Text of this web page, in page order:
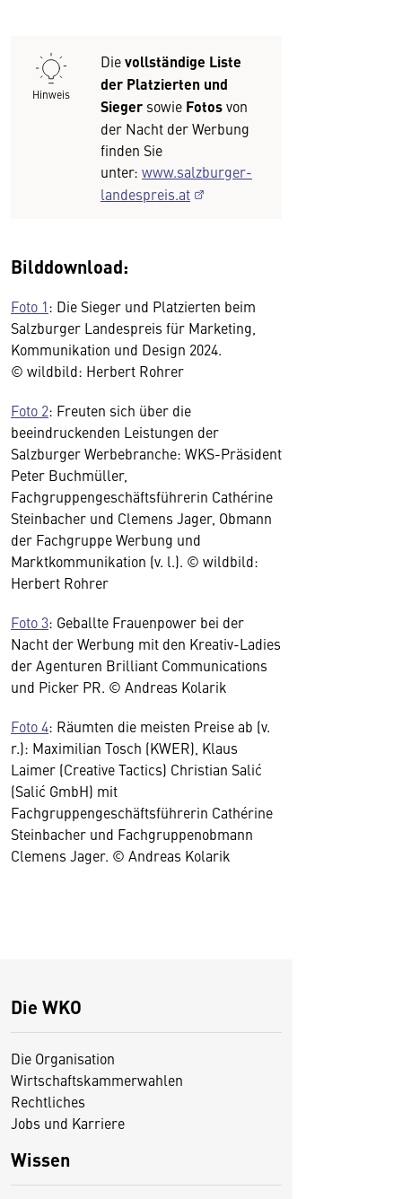
Hinweis
Dievollständige Liste
der Platzierten und
Sieger sowie Fotosvon
der Nacht der Werbung
finden Sie
unter: www.salzburger-
landespreis.at
Bilddownload:
Foto 1: Die Sieger und Platzierten beim
Salzburger Landespreis für Marketing,
Kommunikation und Design 2024.
© wildbild: Herbert Rohrer
Foto 2: Freuten sich über die
beeindruckenden Leistungen der
Salzburger Werbebranche: WKS-Präsident
Peter Buchmüller,
Fachgruppengeschäftsführerin Cathérine
Steinbacher und Clemens Jager, Obmann
der Fachgruppe Werbung und
Marktkommunikation (v. l.). © wildbild:
Herbert Rohrer
Foto 3: Geballte Frauenpower bei der
Nacht der Werbung mit den Kreativ-Ladies
der Agenturen Brilliant Communications
und Picker PR. © Andreas Kolarik
Foto 4: Räumten die meisten Preise ab (v.
r.): Maximilian Tosch (KWER), Klaus
Laimer (Creative Tactics) Christian Salić
(Salić GmbH) mit
Fachgruppengeschäftsführerin Cathérine
Steinbacher und Fachgruppenobmann
Clemens Jager. © Andreas Kolarik
Die WKO
Die Organisation
Wirtschaftskammerwahlen
Rechtliches
Jobs und Karriere
Wissen